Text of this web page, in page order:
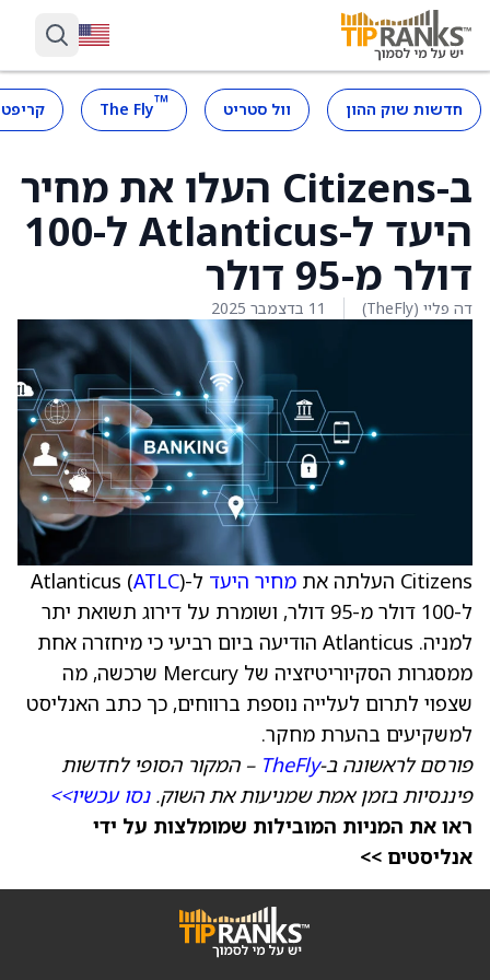
חדשות שוק ההון וול סטריט ™
The Fly
ב-Citizens העלו את מחיר
היעד ל-Atlanticus ל-100
דולר מ-95 דולר
דה פליי (TheFly) 11 בדצמבר 2025
Citizens העלתה את מחיר היעד ל-Atlanticus ( ATLC)
ל-100 דולר מ-95 דולר, ושומרת על דירוג תשואת יתר
למניה. Atlanticus הודיעה ביום רביעי כי מיחזרה אחת
ממסגרות הסקיוריטיזציה של Mercury שרכשה, מה
שצפוי לתרום לעלייה נוספת ברווחים, כך כתב האנליסט
למשקיעים בהערת מחקר.
פורסם לראשונה ב-TheFly – המקור הסופי לחדשות
פיננסיות בזמן אמת שמניעות את השוק.נסו עכשיו>>
ראו את המניות המובילות שמומלצות על ידי
אנליסטים >>